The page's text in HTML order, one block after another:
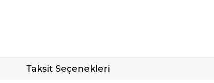
Taksit Seçenekleri